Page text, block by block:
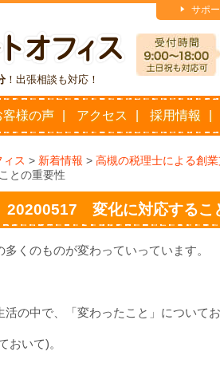
！出張相談も対応！
サポ
客様の声 アクセス 採用情報
ス > 新着情報 > 高槻の税理士による創
との重要性
20200517 変化に対応するこ
くのものが変わっていっています。
活の中で、「変わったこと」について
おいて)。